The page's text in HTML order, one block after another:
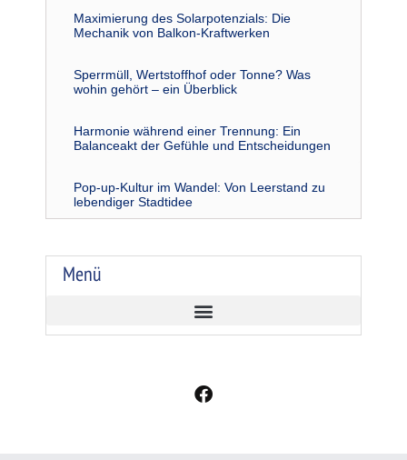
Maximierung des Solarpotenzials: Die
Mechanik von Balkon-Kraftwerken
Sperrmüll, Wertstoffhof oder Tonne? Was
wohin gehört – ein Überblick
Harmonie während einer Trennung: Ein
Balanceakt der Gefühle und Entscheidungen
Pop-up-Kultur im Wandel: Von Leerstand zu
lebendiger Stadtidee
Menü
F
a